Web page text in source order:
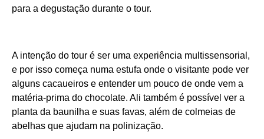
para a degustação durante o tour.
A intenção do tour é ser uma experiência multissensorial,
e por isso começa numa estufa onde o visitante pode ver
alguns cacaueiros e entender um pouco de onde vem a
matéria-prima do chocolate. Ali também é possível ver a
planta da baunilha e suas favas, além de colmeias de
abelhas que ajudam na polinização.